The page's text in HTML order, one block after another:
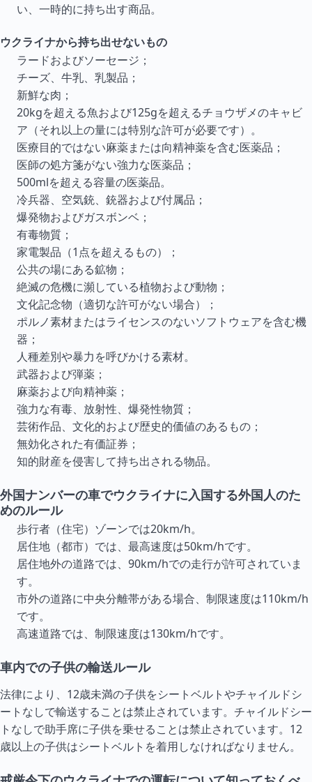
い、一時的に持ち出す商品。
ウクライナから持ち出せないもの
ラードおよびソーセージ；
チーズ、牛乳、乳製品；
新鮮な肉；
20kgを超える魚および125gを超えるチョウザメのキャビ
ア（それ以上の量には特別な許可が必要です）。
医療目的ではない麻薬または向精神薬を含む医薬品；
医師の処方箋がない強力な医薬品；
500mlを超える容量の医薬品。
冷兵器、空気銃、銃器および付属品；
爆発物およびガスボンベ；
有毒物質；
家電製品（1点を超えるもの）；
公共の場にある鉱物；
絶滅の危機に瀕している植物および動物；
文化記念物（適切な許可がない場合）；
ポルノ素材またはライセンスのないソフトウェアを含む機
器；
人種差別や暴力を呼びかける素材。
武器および弾薬；
麻薬および向精神薬；
強力な有毒、放射性、爆発性物質；
芸術作品、文化的および歴史的価値のあるもの；
無効化された有価証券；
知的財産を侵害して持ち出される物品。
外国ナンバーの車でウクライナに入国する外国人のた
めのルール
歩行者（住宅）ゾーンでは20km/h。
居住地（都市）では、最高速度は50km/hです。
居住地外の道路では、90km/hでの走行が許可されていま
す。
市外の道路に中央分離帯がある場合、制限速度は110km/h
です。
高速道路では、制限速度は130km/hです。
車内での子供の輸送ルール
法律により、12歳未満の子供をシートベルトやチャイルドシ
ートなしで輸送することは禁止されています。チャイルドシー
トなしで助手席に子供を乗せることは禁止されています。12
歳以上の子供はシートベルトを着用しなければなりません。